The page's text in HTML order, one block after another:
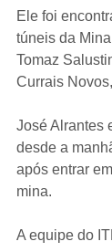
Ele foi
túneis da
Tomaz
Currais
José Alrantes
desde a
após entrar
mina.
A equipe do